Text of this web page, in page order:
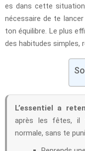
es dans cette situation,
nécessaire de te
ton équilibre. Le plus
des habitudes simples,
L’essentiel a
après les fêtes, il
normale, sans te